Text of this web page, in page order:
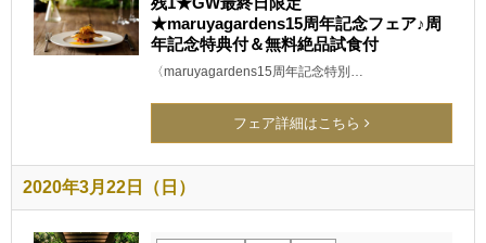
★maruyagardens15周年記念フェア♪周
年記念特典付＆無料絶品試食付
〈maruyagardens15周年記念特別…
フェア詳細はこちら
2020年3月22日（日）